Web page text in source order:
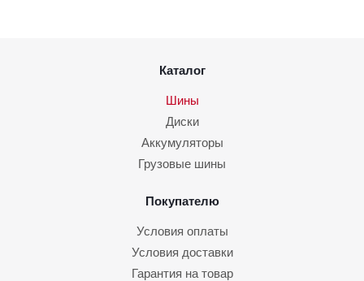
Каталог
Шины
Диски
Аккумуляторы
Грузовые шины
Покупателю
Условия оплаты
Условия доставки
Гарантия на товар